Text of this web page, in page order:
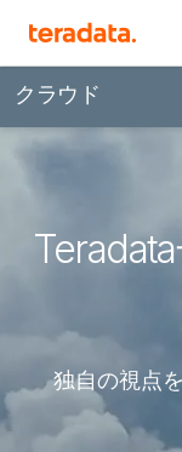
クラウド
独自の視点